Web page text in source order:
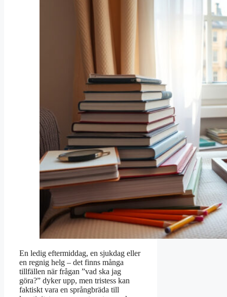
En ledig eftermiddag, en sjukdag eller
en regnig helg – det finns många
tillfällen när frågan ”vad ska jag
göra?” dyker upp, men tristess kan
faktiskt vara en språngbräda till